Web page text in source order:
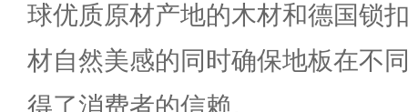
球优质原材产地的木材和德国锁
材自然美感的同时确保地板在不
得了消费者的信赖。